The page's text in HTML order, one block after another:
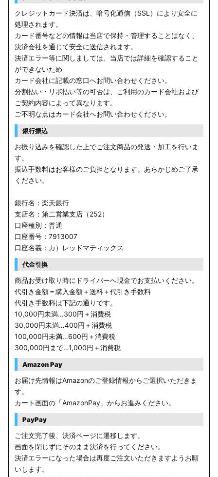
クレジットカード決済は、暗号化通信（SSL）により安全に
処理されます。
カード番号などの情報は当店で保持・管理することはなく、
決済会社を通じて安全に送信されます。
決済エラー等に関しましては、当店では詳細を確認すること
ができないため
カード会社に記載の窓口へお問い合わせください。
分割払い・リボ払い等の可否は、ご利用のカード会社および
ご契約内容によって異なります。
ご不明な点はカード会社へお問い合わせください。
銀行振込
お振り込みを確認した上でご注文商品の発送・加工を行いま
す。
振込手数料はお客様のご負担となります。あらかじめご了承
ください。
銀行名：楽天銀行
支店名：第二営業支店（252）
口座種別：普通
口座番号：7913007
口座名義：カ）レッドマティックス
代金引換
商品お受け取り時にドライバーへ現金でお支払いください。
代引き金額＝購入金額＋送料＋代引き手数料
代引き手数料は下記の通りです。
10,000円未満…300円＋消費税
30,000円未満…400円＋消費税
100,000円未満…600円＋消費税
300,000円まで…1,000円＋消費税
Amazon Pay
お届け先情報はAmazonのご登録情報からご選択いただきま
す。
カート画面の「AmazonPay」からお進みください。
PayPay
ご注文完了後、決済ページに遷移します。
画面を閉じずにそのまま決済を行ってください。
決済エラーになった場合は再度ご注文いただきますようお願
いします。